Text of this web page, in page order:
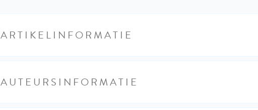
ARTIKELINFORMATIE
AUTEURSINFORMATIE